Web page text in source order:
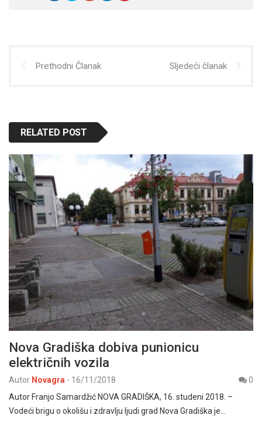
Prethodni Članak Sljedeći članak
RELATED POST
Nova Gradiška dobiva punionicu
električnih vozila
Autor Novagra - 16/11/2018
0
Autor Franjo Samardžić NOVA GRADIŠKA, 16. studeni 2018. –
Vodeći brigu o okolišu i zdravlju ljudi grad Nova Gradiška je…